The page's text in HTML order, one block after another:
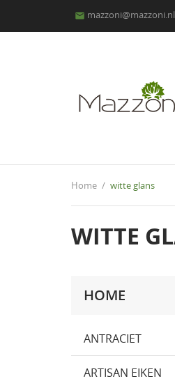
 mazzoni@mazzoni.nl
Home witte glans
WITTE
HOME
ANTRACIET
ARTISAN EIKEN